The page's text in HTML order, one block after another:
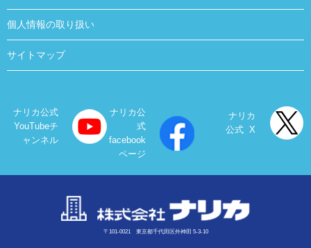
個人情報の取り扱い
サイトマップ
ナリカ公式
YouTubeチ
ャンネル
ナリカ公
式
facebook
ページ
ナリカ
公式 X
〒101-0021 東京都千代田区外神田 5-3-10